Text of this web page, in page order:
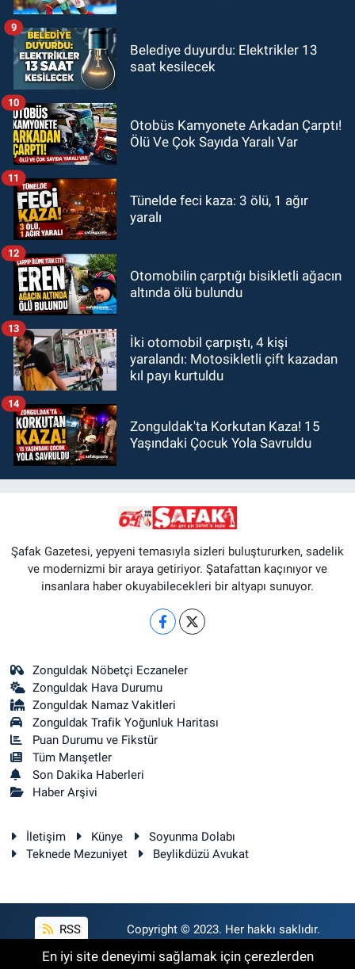
Belediye duyurdu: Elektrikler 13
saat kesilecek
9
Otobüs Kamyonete Arkadan Çarptı!
Ölü Ve Çok Sayıda Yaralı Var
10
Tünelde feci kaza: 3 ölü, 1 ağır
yaralı
11
Otomobilin çarptığı bisikletli ağacın
altında ölü bulundu
12
İki otomobil çarpıştı, 4 kişi
yaralandı: Motosikletli çift kazadan
kıl payı kurtuldu
13
Zonguldak'ta Korkutan Kaza! 15
Yaşındaki Çocuk Yola Savruldu
14
Şafak Gazetesi, yepyeni temasıyla sizleri buluştururken, sadelik
ve modernizmi bir araya getiriyor. Şatafattan kaçınıyor ve
insanlara haber okuyabilecekleri bir altyapı sunuyor.
Zonguldak Nöbetçi Eczaneler
Zonguldak Hava Durumu
Zonguldak Namaz Vakitleri
Zonguldak Trafik Yoğunluk Haritası
Puan Durumu ve Fikstür
Tüm Manşetler
Son Dakika Haberleri
Haber Arşivi
İletişim Künye
Soyunma Dolabı
Teknede Mezuniyet
Beylikdüzü Avukat
RSS Copyright © 2023. Her hakkı saklıdır.
En iyi site deneyimi sağlamak için çerezlerden